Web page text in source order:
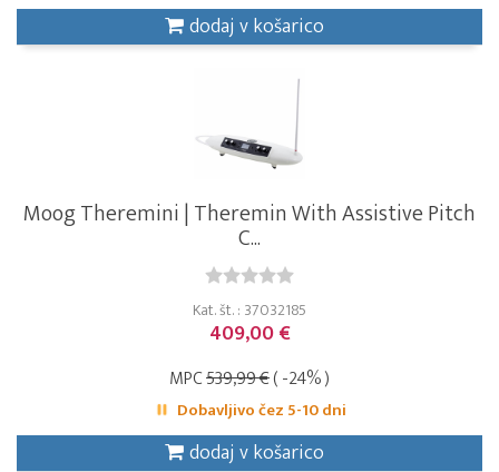
dodaj v košarico
Moog Theremini | Theremin With Assistive Pitch
C...
Kat. št. : 37032185
409,00 €
MPC539,99 €( -24% )
Dobavljivo čez 5-10 dni
dodaj v košarico